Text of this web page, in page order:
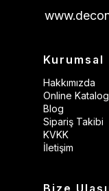
Kurumsal
Hakkımızda
Online
Blog
Sipariş Takibi
KVKK
İletişim
Bize